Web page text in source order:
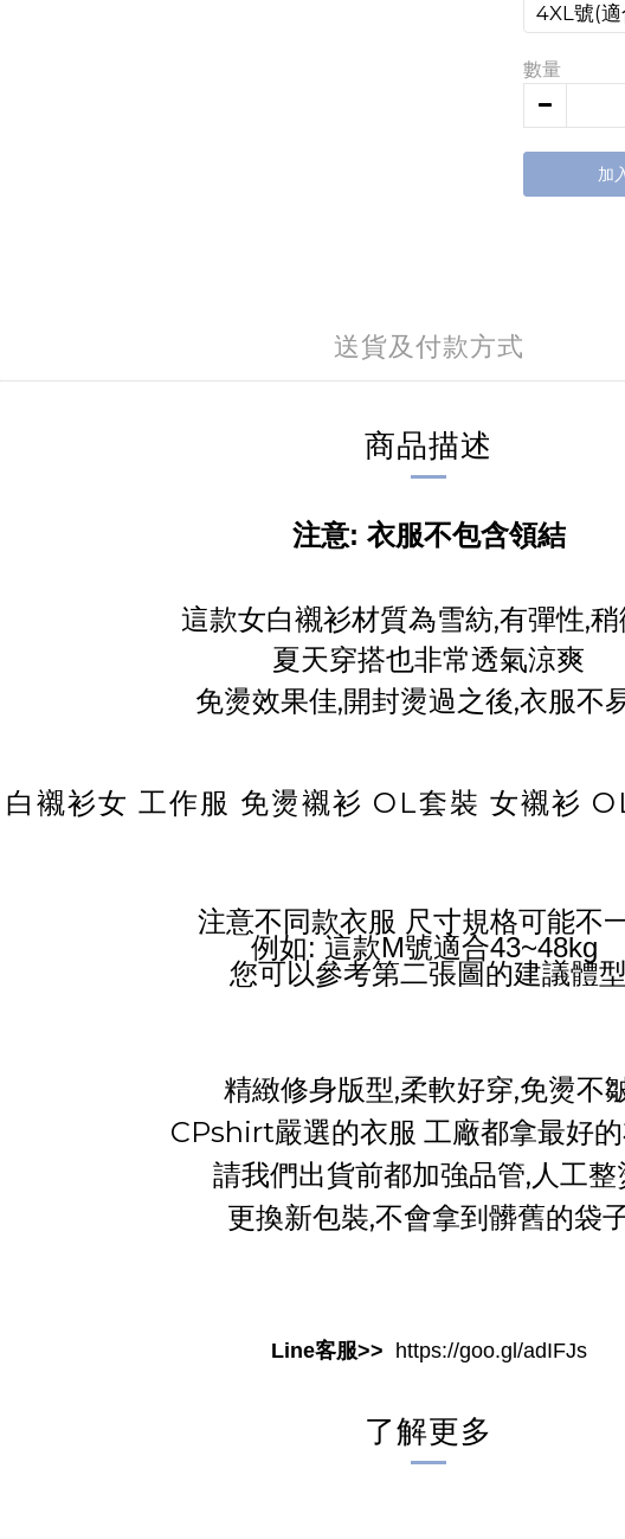
4XL號(
數量
加
送貨及付款方式
商品描述
注意: 衣服不包含領結
這款女白襯衫材質為雪紡,有彈性,
夏天穿搭也非常透氣涼爽
免燙效果佳,開封燙過之後,衣服不
白襯衫女 工作服 免燙襯衫 OL套裝 女襯衫
注意不同款衣服 尺寸規格可能不
例如: 這款M號適合43~48kg
您可以參考第二張圖的建議體型
精緻修身版型,柔軟好穿,免燙不
CPshirt嚴選的衣服 工廠都拿最好
請我們出貨前都加強品管,人工整
更換新包裝,不會拿到髒舊的袋
Line客服>> https://goo.gl/adIFJs
了解更多